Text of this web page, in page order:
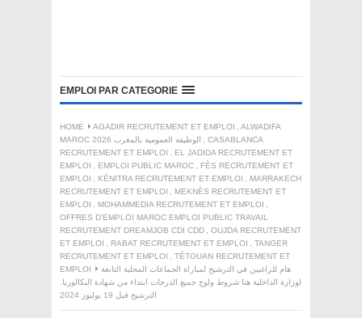
EMPLOI PAR CATEGORIE
HOME AGADIR RECRUTEMENT ET EMPLOI , ALWADIFA
MAROC 2026 الوظيفة العمومية بالمغرب
, CASABLANCA
RECRUTEMENT ET EMPLOI , EL JADIDA RECRUTEMENT ET
EMPLOI , EMPLOI PUBLIC MAROC , FÈS RECRUTEMENT ET
EMPLOI , KÉNITRA RECRUTEMENT ET EMPLOI , MARRAKECH
RECRUTEMENT ET EMPLOI , MEKNÈS RECRUTEMENT ET
EMPLOI , MOHAMMEDIA RECRUTEMENT ET EMPLOI ,
OFFRES D'EMPLOI MAROC EMPLOI PUBLIC TRAVAIL
RECRUTEMENT DREAMJOB CDI CDD , OUJDA RECRUTEMENT
ET EMPLOI , RABAT RECRUTEMENT ET EMPLOI , TANGER
RECRUTEMENT ET EMPLOI , TÉTOUAN RECRUTEMENT ET
EMPLOI
هام للراغبين في الترشيح لمباراة الجماعات المحلية التابعة
لوزارة الداخلية هنا شروط ولوج جميع الدرجات ابتداء من شهادة البكالوريا.
الترشيح قبل 19 يوليوز 2024